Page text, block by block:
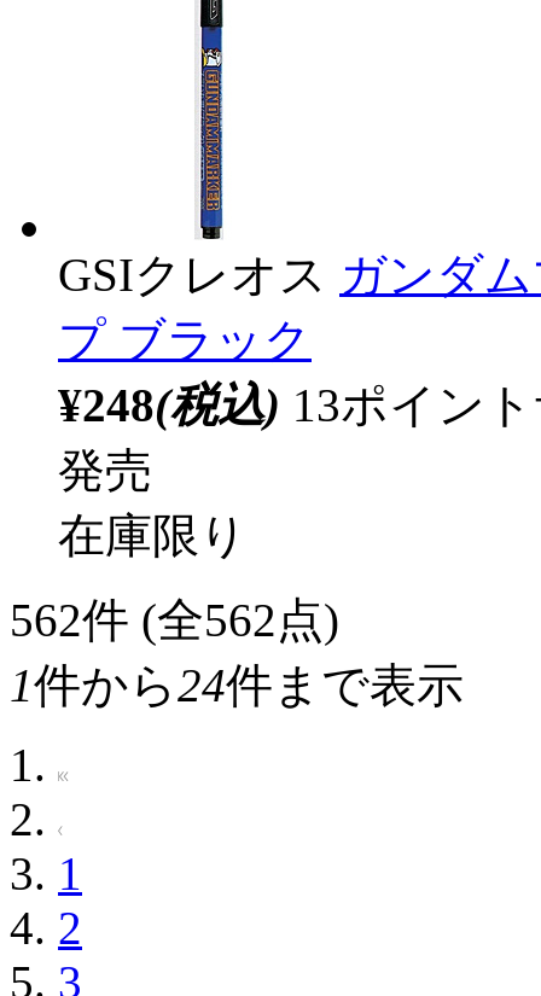
GSIクレオス ガンダ
プ ブラック
¥248(税込) 13ポイン
発売
在庫限り
562件 (全562点)
1件から24件まで表示
1
2
3